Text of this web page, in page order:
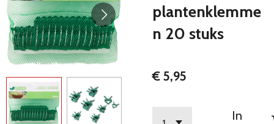
plantenklemme
n 20 stuks
€ 5,95
In